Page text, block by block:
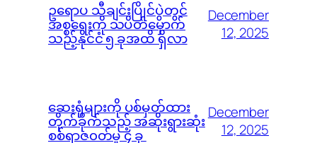
ဥရောပ သီချင်းပြိုင်ပွဲတွင်
အစ္စရေးကို သပိတ်မှောက်
သည့်နိုင်ငံ ၅ ခုအထိ ရှိလာ
December
12, 2025
ဆေးရုံများကို ပစ်မှတ်ထား
တိုက်ခိုက်သည့် အဆိုးရွားဆုံး
စစ်ရာဇ၀တ်မှု ၄ ခု
December
12, 2025